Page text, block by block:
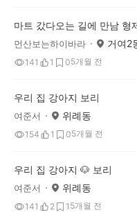
마트 갔다오는 길에 만남 형
먼산보는하이바라 거여2
141 1 05개월 전
우리 집 강아지 보리
여준서 위례동
154 1 05개월 전
우리 집 강아지 🐶 보리
여준서 위례동
141 2 1 5개월 전